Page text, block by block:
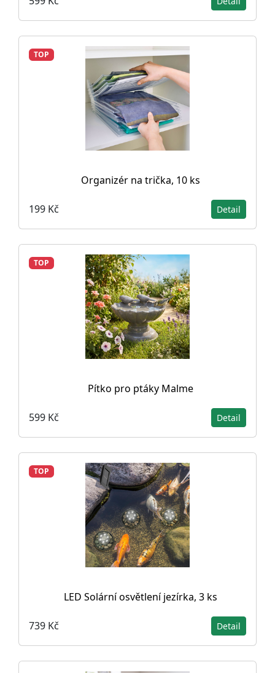
TOP
Organizér na trička, 10 ks
199 Kč Detail
TOP
Pítko pro ptáky Malme
599 Kč Detail
TOP
LED Solární osvětlení jezírka, 3 ks
739 Kč Detail